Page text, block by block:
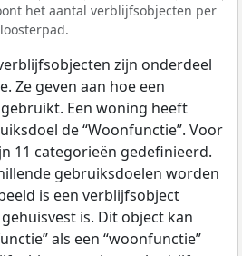
het aantal verblijfsobjecten per
zijn onderdeel
Ze geven aan hoe een
Een woning heeft
de “Woonfunctie”. Voor
11 categorieën gedefinieerd.
gebruiksdoelen worden
is een verblijfsobject
is. Dit object kan
als een “woonfunctie”